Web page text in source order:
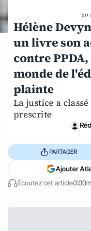
20
Hélène
un livre son
contre
monde de
plainte
La justice a
prescrite
Écoutez cet article
PARTAGER
Ajouter